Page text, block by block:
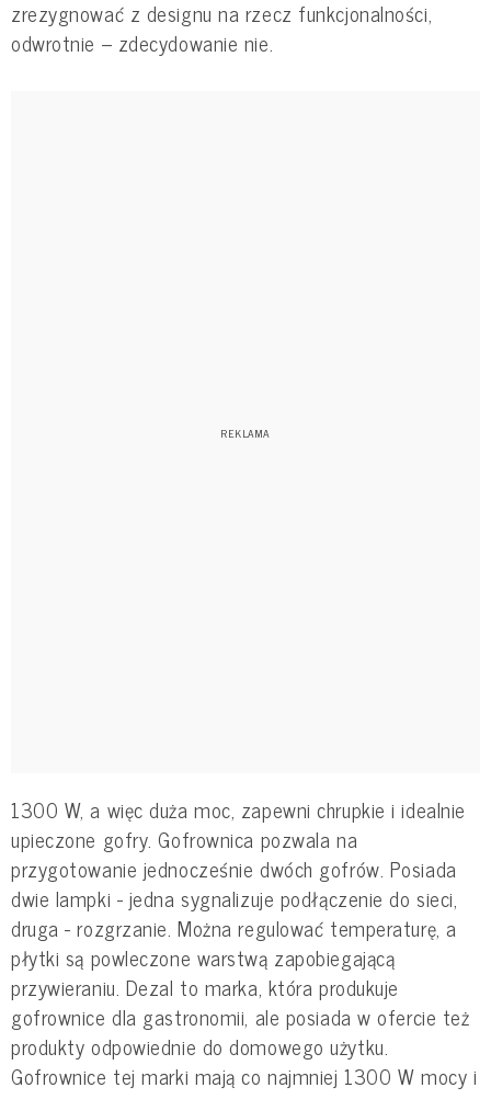
zrezygnować z designu na rzecz funkcjonalności,
odwrotnie – zdecydowanie nie.
1300 W, a więc duża moc, zapewni chrupkie i idealnie
upieczone gofry. Gofrownica pozwala na
przygotowanie jednocześnie dwóch gofrów. Posiada
dwie lampki - jedna sygnalizuje podłączenie do sieci,
druga - rozgrzanie. Można regulować temperaturę, a
płytki są powleczone warstwą zapobiegającą
przywieraniu. Dezal to marka, która produkuje
gofrownice dla gastronomii, ale posiada w ofercie też
produkty odpowiednie do domowego użytku.
Gofrownice tej marki mają co najmniej 1300 W mocy i